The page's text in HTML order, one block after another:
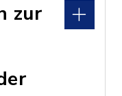
zur